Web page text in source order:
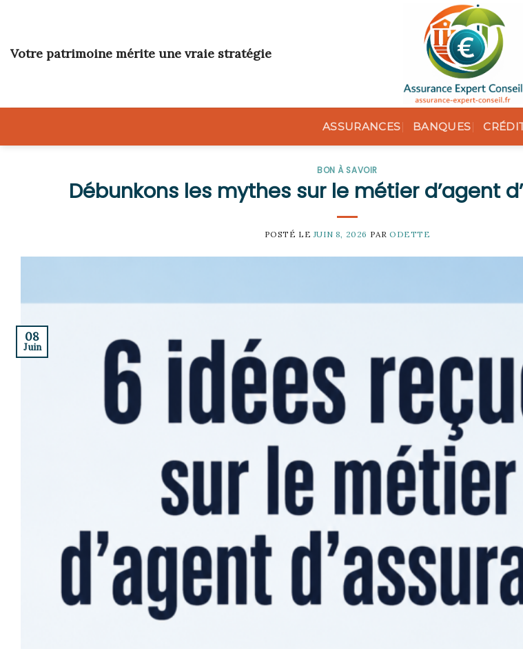
content
Votre patrimoine mérite une vraie stratégie
ASSURANCES BANQUES
BON À SAVOIR
Débunkons les mythes sur le métier d’agent
POSTÉ LE JUIN 8, 2026 PAR ODETTE
08
Juin